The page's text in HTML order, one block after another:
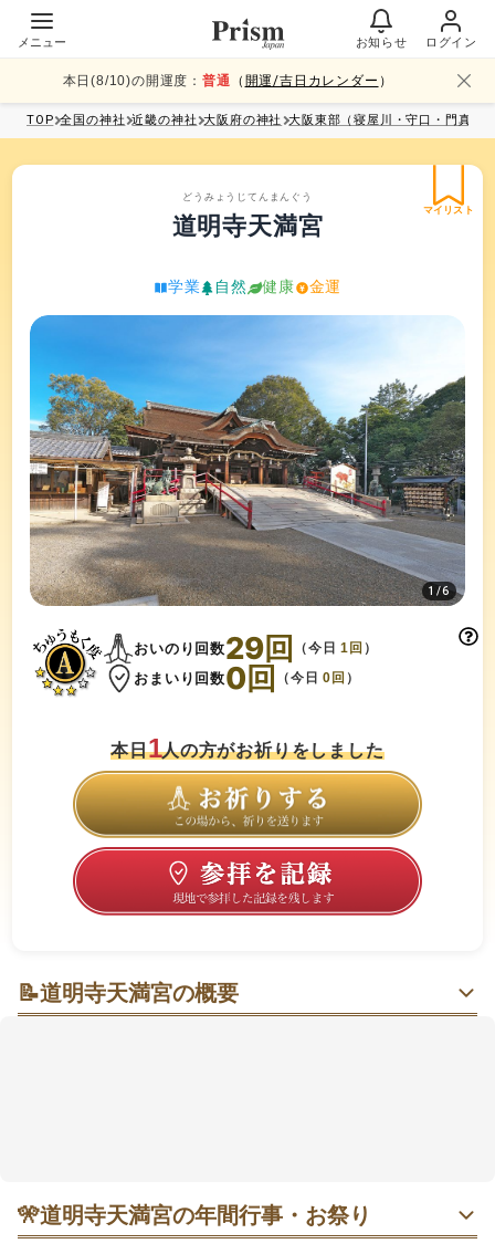
メニュー お知らせ ログイン
本日(8/10)の開運度：普通 （ 開運/吉日カレンダー ）
TOP 全国の神社 近畿の神社 大阪府の神社 大阪東部（寝屋川・守口・門真・
マイリスト
どうみょうじてんまんぐう
道明寺天満宮
学業 自然 健康 金運
1/6
おいのり回数29回 （今日1 回 ）
おまいり回数0回 （今日0 回 ）
本日1人の方がお祈りをしました
📝道明寺天満宮の概要
御朱印は授与所で受けられ、電車なら駅から歩いてす
ぐ🌸🍀
🎌道明寺天満宮の年間行事・お祭り